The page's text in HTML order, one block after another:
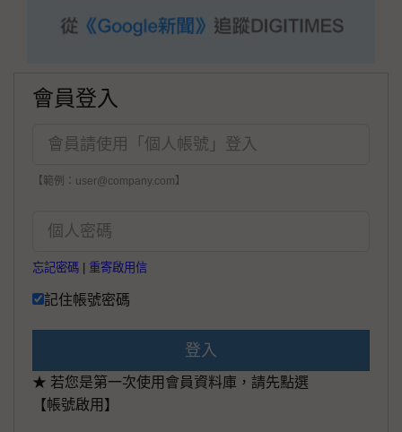
會員登入
【範例：user@company.com】
忘記密碼 重寄啟用信
記住帳號密碼
登入
★ 若您是第一次使用會員資料庫，請先點選
【帳號啟用】